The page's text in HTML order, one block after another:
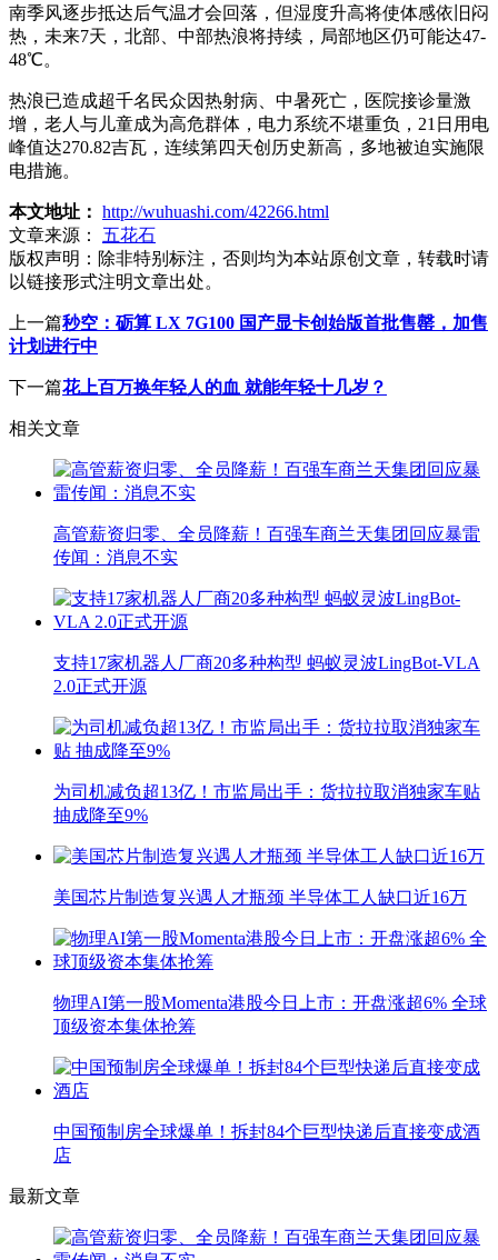
南季风逐步抵达后气温才会回落，但湿度升高将使体感依旧闷
热，未来7天，北部、中部热浪将持续，局部地区仍可能达47-
48℃。
热浪已造成超千名民众因热射病、中暑死亡，医院接诊量激
增，老人与儿童成为高危群体，电力系统不堪重负，21日用电
峰值达270.82吉瓦，连续第四天创历史新高，多地被迫实施限
电措施。
本文地址： http://wuhuashi.com/42266.html
文章来源：
五花石
版权声明： 除非特别标注，否则均为本站原创文章，转载时请
以链接形式注明文章出处。
上一篇秒空：砺算 LX 7G100 国产显卡创始版首批售罄，加售
计划进行中
下一篇花上百万换年轻人的血 就能年轻十几岁？
相关文章
高管薪资归零、全员降薪！百强车商兰天集团回应暴雷
传闻：消息不实
支持17家机器人厂商20多种构型 蚂蚁灵波LingBot-VLA
2.0正式开源
为司机减负超13亿！市监局出手：货拉拉取消独家车贴
抽成降至9%
美国芯片制造复兴遇人才瓶颈 半导体工人缺口近16万
物理AI第一股Momenta港股今日上市：开盘涨超6% 全球
顶级资本集体抢筹
中国预制房全球爆单！拆封84个巨型快递后直接变成酒
店
最新文章